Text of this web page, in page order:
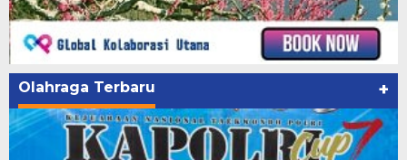
Olahraga Terbaru +